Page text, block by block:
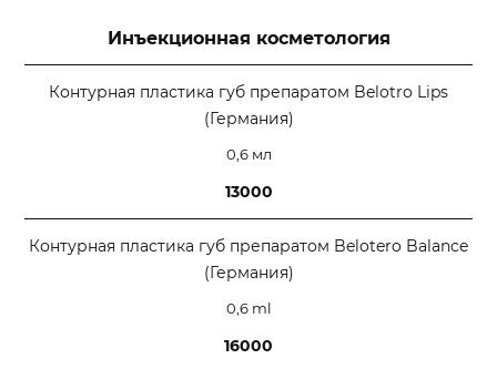
Инъекционная косметология
Контурная пластика губ препаратом Belotro Lips
(Германия)
0,6 мл
13000
Контурная пластика губ препаратом Belotero Balance
(Германия)
0,6 ml
16000